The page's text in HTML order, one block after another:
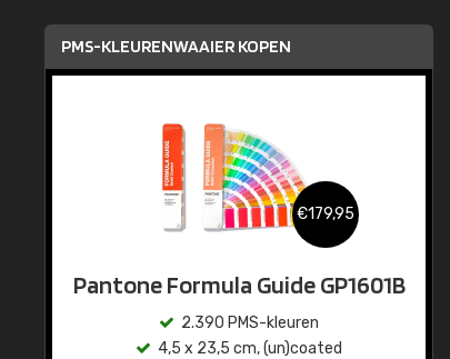
PMS-KLEURENWAAIER KOPEN
€179,95
Pantone Formula Guide GP1601B
2.390 PMS-kleuren
4,5 x 23,5 cm, (un)coated